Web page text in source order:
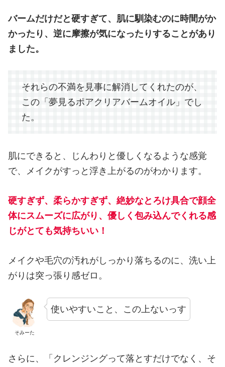
バームだけだと硬すぎて、肌に馴染むのに時間がか
かったり、逆に摩擦が気になったりすることがあり
ました。
それらの不満を見事に解消してくれたのが、
この「夢見るポアクリアバームオイル」でし
た。
肌にできると、じんわりと優しくなるような感覚
で、メイクがすっと浮き上がるのがわかります。
硬すぎず、柔らかすぎず、絶妙なとろけ具合で顔全
体にスムーズに広がり、優しく包み込んでくれる感
じがとても気持ちいい！
メイクや毛穴の汚れがしっかり落ちるのに、洗い上
がりは突っ張り感ゼロ。
そみーた
使いやすいこと、この上ないっす
さらに、「クレンジングって落とすだけでなく、そ